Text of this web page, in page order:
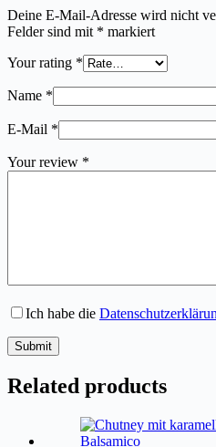
Deine E-Mail-Adresse wird nicht
Felder sind mit * markiert
Your rating *
Name *
E-Mail *
Your review *
Ich habe die
Submit
Related products